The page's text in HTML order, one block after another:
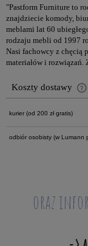
"Pastform Furniture to
znajdziecie komody,
meblami lat 60
rodzaju mebli od 1997
Nasi fachowcy z chęcią
materiałów i rozwiązań.
Koszty dostawy
Cena nie zawiera
kurier (od 200 zł gratis)
odbiór osobisty (w Lumann
oraz